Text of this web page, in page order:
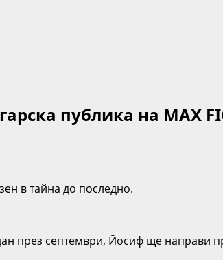
публика на MAX
в тайна до последно.
през септември, Йосиф ще направи